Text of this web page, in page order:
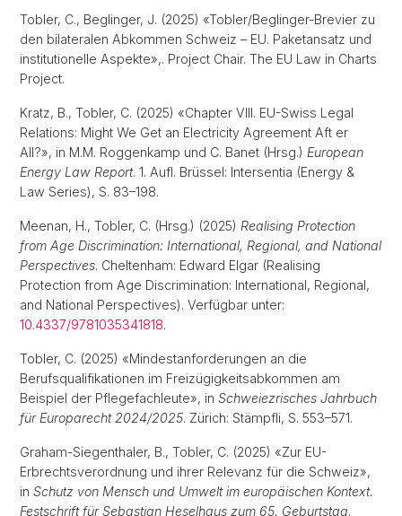
Tobler, C., Beglinger, J. (2025) «Tobler/Beglinger-Brevier zu
den bilateralen Abkommen Schweiz – EU. Paketansatz und
institutionelle Aspekte»,. Project Chair. The EU Law in Charts
Project.
Kratz, B., Tobler, C. (2025) «Chapter VIII. EU-Swiss Legal
Relations: Might We Get an Electricity Agreement Aft er
All?», in M.M. Roggenkamp und C. Banet (Hrsg.) European
Energy Law Report. 1. Aufl. Brüssel: Intersentia (Energy &
Law Series), S. 83–198.
Meenan, H., Tobler, C. (Hrsg.) (2025) Realising Protection
from Age Discrimination: International, Regional, and National
Perspectives. Cheltenham: Edward Elgar (Realising
Protection from Age Discrimination: International, Regional,
and National Perspectives). Verfügbar unter:
10.4337/9781035341818.
Tobler, C. (2025) «Mindestanforderungen an die
Berufsqualifikationen im Freizügigkeitsabkommen am
Beispiel der Pflegefachleute», in Schweiezrisches Jahrbuch
für Europarecht 2024/2025. Zürich: Stämpfli, S. 553–571.
Graham-Siegenthaler, B., Tobler, C. (2025) «Zur EU-
Erbrechtsverordnung und ihrer Relevanz für die Schweiz»,
in Schutz von Mensch und Umwelt im europäischen Kontext.
Festschrift für Sebastian Heselhaus zum 65. Geburtstag.